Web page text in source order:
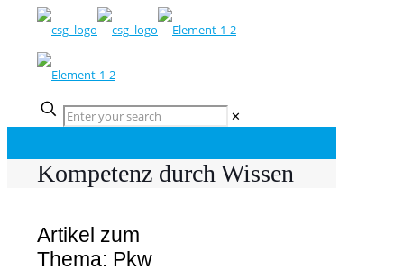
✕
Kompetenz durch Wissen
Artikel zum
Thema: Pkw